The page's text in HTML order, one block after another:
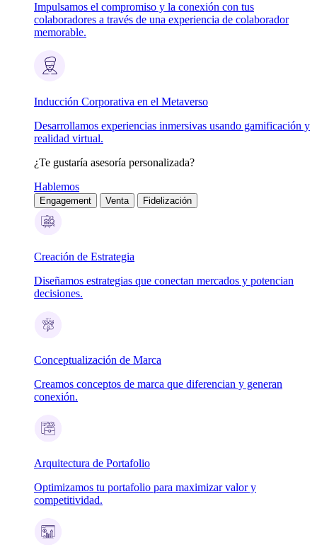
Impulsamos el compromiso y la conexión con tus
colaboradores a través de una experiencia de colaborador
memorable.
Inducción Corporativa en el Metaverso
Desarrollamos experiencias inmersivas usando gamificación y
realidad virtual.
¿Te gustaría asesoría personalizada?
Hablemos
Engagement Venta Fidelización
Creación de Estrategia
Diseñamos estrategias que conectan mercados y potencian
decisiones.
Conceptualización de Marca
Creamos conceptos de marca que diferencian y generan
conexión.
Arquitectura de Portafolio
Optimizamos tu portafolio para maximizar valor y
competitividad.